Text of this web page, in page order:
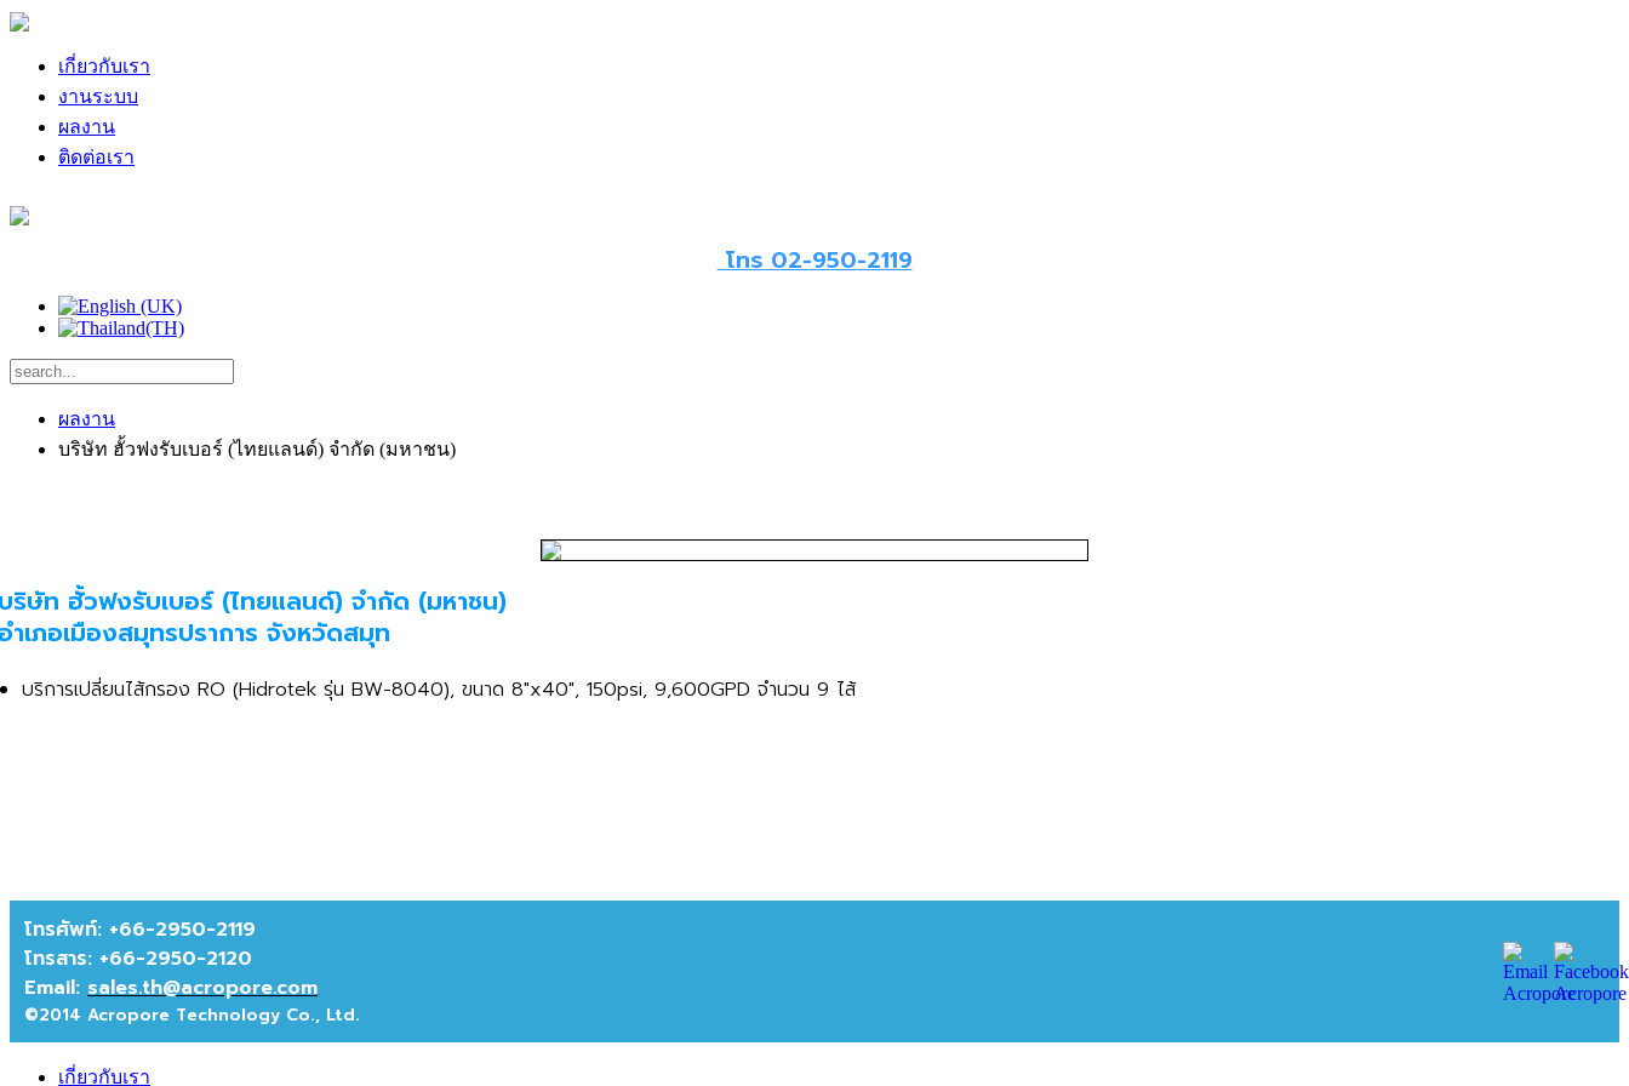
เกี่ยวกับเรา
งานระบบ
ผลงาน
ติดต่อเรา
โทร 02-950-2119
ผลงาน
บริษัท ฮั้วฟงรับเบอร์ (ไทยแลนด์) จำกัด (มหาชน)
ริษัท ฮั้วฟงรับเบอร์ (ไทยแลนด์) จำกัด (มหาชน)
ำเภอเมืองสมุทรปราการ จังหวัดสมุท
บริการเปลี่ยนไส้กรอง RO (Hidrotek รุ่น BW-8040), ขนาด 8"x40", 150psi, 9,600GPD จำนวน 9 ไส้
โทรศัพท์: +66-2950-2119
โทรสาร: +66-2950-2120
Email: sales.th@acropore.com
©2014 Acropore Technology Co., Ltd.
เกี่ยวกับเรา